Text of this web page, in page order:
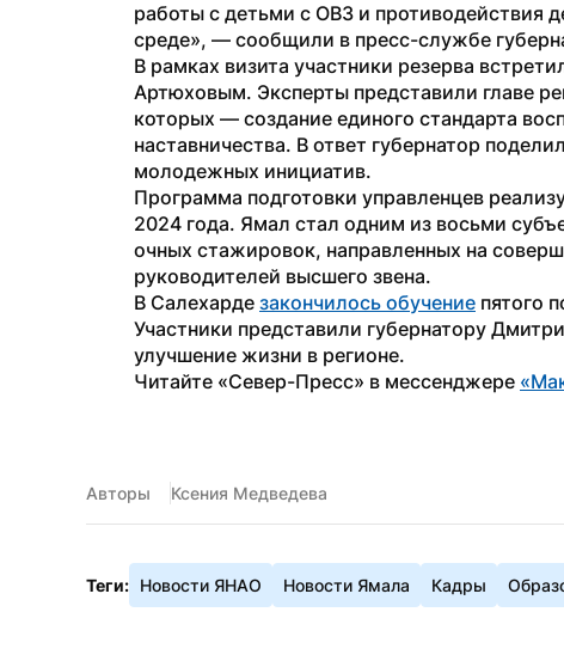
работы с детьми с ОВЗ и противодействия
среде», — сообщили в пресс-службе
В рамках визита участники резерва
Артюховым. Эксперты представили главе
которых — создание единого стандарта
наставничества. В ответ губернатор
молодежных инициатив.
Программа подготовки управленцев
2024 года. Ямал стал одним из восьми
очных стажировок, направленных на
руководителей высшего звена.
В Салехарде закончилось обучение пятого
Участники представили губернатору
улучшение жизни в регионе.
Читайте «Север-Пресс» в мессенджере
Авторы Ксения Медведева
Теги: Новости ЯНАО Новости Ямала Кадры